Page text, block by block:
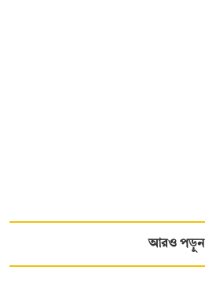
আরও পড়ুন